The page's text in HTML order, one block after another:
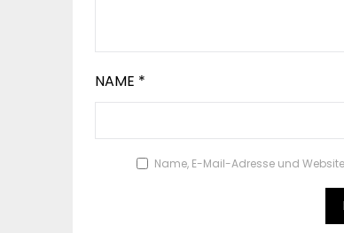
NAME *
Name, E-Mail-Adresse und